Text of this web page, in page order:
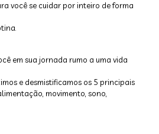
você se cuidar por inteiro de forma
em sua jornada rumo a uma vida
e desmistificamos os 5 principais
movimento, sono,